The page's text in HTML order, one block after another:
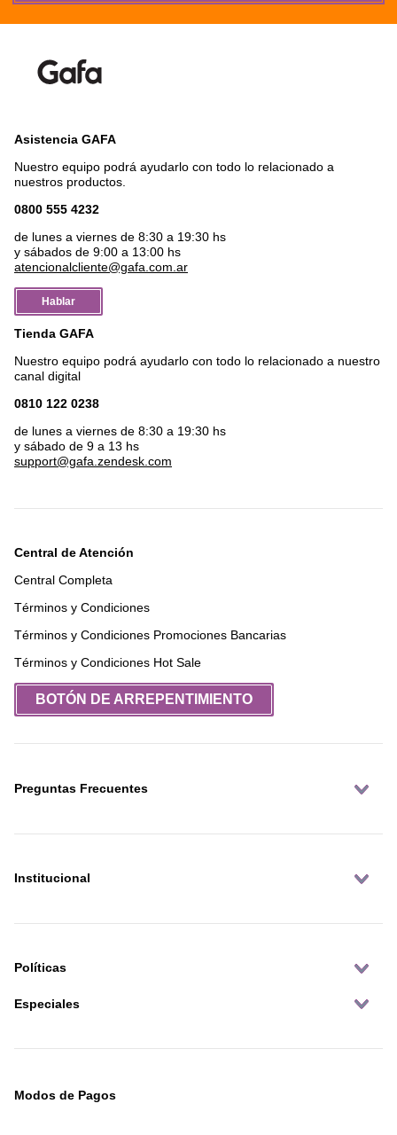
Asistencia GAFA
Nuestro equipo podrá ayudarlo con todo lo relacionado a
nuestros productos.
0800 555 4232
de lunes a viernes de 8:30 a 19:30 hs
y sábados de 9:00 a 13:00 hs
atencionalcliente@gafa.com.ar
Hablar
Tienda GAFA
Nuestro equipo podrá ayudarlo con todo lo relacionado a nuestro
canal digital
0810 122 0238
de lunes a viernes de 8:30 a 19:30 hs
y sábado de 9 a 13 hs
support@gafa.zendesk.com
Central de Atención
Central Completa
Términos y Condiciones
Términos y Condiciones Promociones Bancarias
Términos y Condiciones Hot Sale
BOTÓN DE ARREPENTIMIENTO
Preguntas Frecuentes
Institucional
Políticas
Especiales
Modos de Pagos